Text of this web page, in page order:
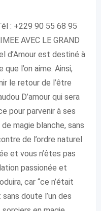
: +229 90 55 68 95
AVEC LE GRAND
d’Amour est destiné à
l’on aime. Ainsi,
le retour de l’être
D’amour qui sera
pour parvenir à ses
magie blanche, sans
de l’ordre naturel
et vous n’êtes pas
passionée et
car “ce n’était
doute l’un des